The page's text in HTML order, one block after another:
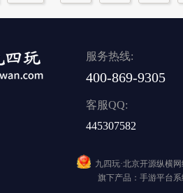
服务热线:
400-869-9305
客服QQ:
445307582
九四玩·北京开源纵横
旗下产品：手游平台